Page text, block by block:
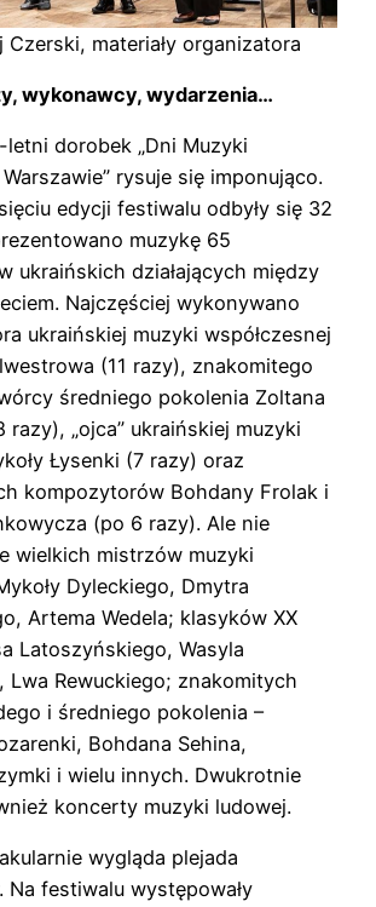
Czerski, materiały organizatora
wykonawcy, wydarzenia…
dorobek „Dni Muzyki
rysuje się imponująco.
edycji festiwalu odbyły się 32
muzykę 65
ukraińskich działających między
Najczęściej wykonywano
ukraińskiej muzyki współczesnej
(11 razy), znakomitego
średniego pokolenia Zoltana
razy), „ojca” ukraińskiej muzyki
Łysenki (7 razy) oraz
kompozytorów Bohdany Frolak i
(po 6 razy). Ale nie
wielkich mistrzów muzyki
Dyleckiego, Dmytra
Artema Wedela; klasyków XX
Latoszyńskiego, Wasyla
Lwa Rewuckiego; znakomitych
i średniego pokolenia –
Bohdana Sehina,
i wielu innych. Dwukrotnie
koncerty muzyki ludowej.
wygląda plejada
Na festiwalu występowały